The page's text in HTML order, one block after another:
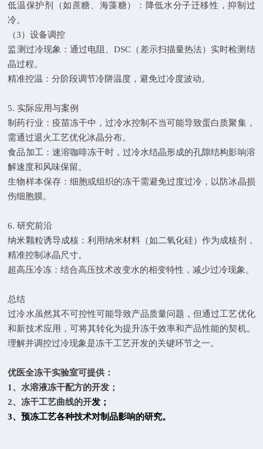
低温保护剂（如蔗糖、海藻糖）：降低水分子迁移性，抑制过
冷。
（3）设备调控
监测过冷现象：通过电阻、DSC（差示扫描量热法）实时检测结
晶过程。
精准控温：分阶段调节冷阱温度，避免过冷度波动。
5. 实际应用与案例
制药行业：疫苗冻干中，过冷水控制不当可能导致蛋白质聚集，
需通过退火工艺优化冰晶分布。
食品加工：速溶咖啡冻干时，过冷水结晶形成的孔隙结构影响溶
解速度和风味保留。
生物样本保存：细胞或组织的冻干需避免过度过冷，以防冰晶损
伤细胞膜。
6. 研究前沿
纳米颗粒诱导成核：利用纳米材料（如二氧化硅）作为成核剂，
精准控制冰晶尺寸。
超高压冷冻：结合高压技术改变水的相变特性，减少过冷现象。
总结
过冷水虽然其不可控性可能导致产品质量问题，但通过工艺优化
和新技术应用，可将其转化为提升冻干效率和产品性能的契机。
理解并调控过冷现象是冻干工艺开发的关键环节之一。
优医全冻干实验室可提供：
1、水溶液冻干配方的开发；
2、冻干工艺曲线的开发；
3、预冻工艺各种技术对制品影响的研究。